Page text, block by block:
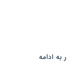
به ادامه